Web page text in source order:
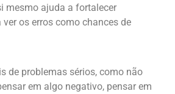
mesmo ajuda a fortalecer
os erros como chances de
de problemas sérios, como não
em algo negativo, pensar em